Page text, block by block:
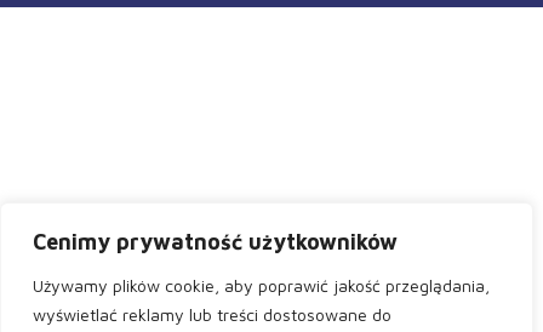
Cenimy prywatność użytkowników
Używamy plików cookie, aby poprawić jakość przeglądania,
wyświetlać reklamy lub treści dostosowane do